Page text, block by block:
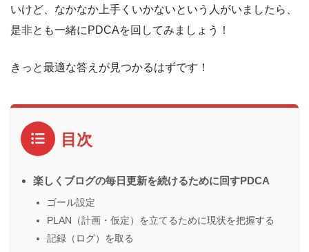
いけど、なかなか上手くいかないという人がいましたら、
是非とも一緒にPDCAを回してみましょう！
きっと最適な答えが見つかるはずです！
目次
楽しくブログの毎日更新を続けるために回すPDCA
ゴール設定
PLAN（計画・仮定）を立てるために現状を把握する
記録（ログ）を取る